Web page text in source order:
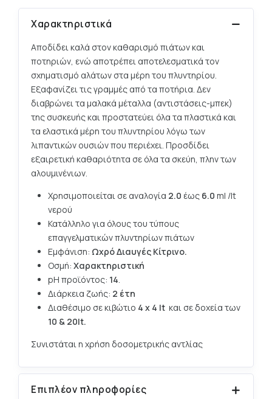
Χαρακτηριστικά
Αποδίδει καλά στον καθαρισμό πιάτων και
ποτηριών, ενώ αποτρέπει αποτελεσματικά τον
σχηματισμό αλάτων στα μέρη του πλυντηρίου.
Εξαφανίζει τις γραμμές από τα ποτήρια. Δεν
διαβρώνει τα μαλακά μέταλλα (αντιστάσεις-μπεκ)
της συσκευής και προστατεύει όλα τα πλαστικά και
τα ελαστικά μέρη του πλυντηρίου λόγω των
λιπαντικών ουσιών που περιέχει. Προσδίδει
εξαιρετική καθαριότητα σε όλα τα σκεύη, πλην των
αλουμινένιων.
Χρησιμοποιείται σε αναλογία 2.0 έως 6.0 ml /lt
νερού
Κατάλληλο για όλους του τύπους
επαγγελματικών πλυντηρίων πιάτων
Εμφάνιση: Ωχρό Διαυγές Κίτρινο.
Οσμή: Χαρακτηριστική
pH προϊόντος: 14.
Διάρκεια ζωής: 2 έτη
Διαθέσιμο σε κιβώτιο 4 x 4 lt και σε δοχεία των
10 & 20lt.
Συνιστάται η χρήση δοσομετρικής αντλίας
Επιπλέον πληροφορίες